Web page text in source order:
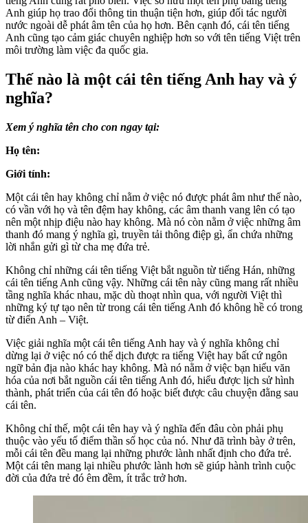
Anh giúp họ trao đổi thông tin thuận tiện hơn, giúp đối tác người
nước ngoài dễ phát âm tên của họ hơn. Bên cạnh đó, cái tên tiếng
Anh cũng tạo cảm giác chuyên nghiệp hơn so với tên tiếng Việt trên
môi trường làm việc đa quốc gia.
Thế nào là một cái tên tiếng Anh hay và ý
nghĩa?
Xem ý nghĩa tên cho con ngay tại:
Họ tên:
Giới tính:
Một cái tên hay không chỉ nằm ở việc nó được phát âm như thế nào,
có vần với họ và tên đệm hay không, các âm thanh vang lên có tạo
nên một nhịp điệu nào hay không. Mà nó còn nằm ở việc những âm
thanh đó mang ý nghĩa gì, truyền tải thông điệp gì, ẩn chứa những
lời nhắn gửi gì từ cha mẹ đứa trẻ.
Không chỉ những cái tên tiếng Việt bắt nguồn từ tiếng Hán, những
cái tên tiếng Anh cũng vậy. Những cái tên này cũng mang rất nhiều
tầng nghĩa khác nhau, mặc dù thoạt nhìn qua, với người Việt thì
những ký tự tạo nên từ trong cái tên tiếng Anh đó không hề có trong
từ điển Anh – Việt.
Việc giải nghĩa một cái tên tiếng Anh hay và ý nghĩa không chỉ
dừng lại ở việc nó có thể dịch được ra tiếng Việt hay bất cứ ngôn
ngữ bản địa nào khác hay không. Mà nó nằm ở việc bạn hiểu văn
hóa của nơi bắt nguồn cái tên tiếng Anh đó, hiểu được lịch sử hình
thành, phát triển của cái tên đó hoặc biết được câu chuyện đằng sau
cái tên.
Không chỉ thế, một cái tên hay và ý nghĩa đến đâu còn phải phụ
thuộc vào yếu tố điểm thần số học của nó. Như đã trình bày ở trên,
mỗi cái tên đều mang lại những phước lành nhất định cho đứa trẻ.
Một cái tên mang lại nhiều phước lành hơn sẽ giúp hành trình cuộc
đời của đứa trẻ đó êm đềm, ít trắc trở hơn.